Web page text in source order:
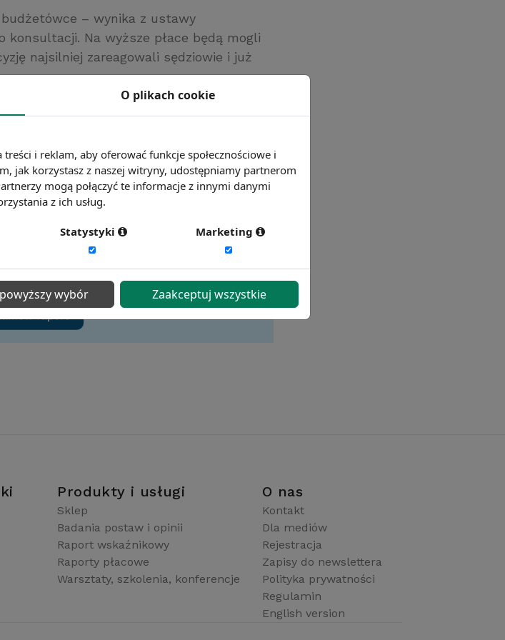
– wynika z ustawy
konsultacji. Na wyższe płace będą mogli
najsilniej zareagowali sędziowie i już
Produkty i usługi
Sklep
Badania postaw i opinii
Raport wskaźnikowy
Raporty płacowe
Warsztaty, szkolenia, konferencje
O nas
Kontakt
Dla mediów
Rejestracja
Zapisy do newslettera
Polityka prywatności
Regulamin
English version
O plikach cookie
i reklam, aby oferować funkcje społecznościowe i
jak korzystasz z naszej witryny, udostępniamy partnerom
mogą połączyć te informacje z innymi danymi
z ich usług.
Statystyki Marketing
wybór Zaakceptuj wszystkie